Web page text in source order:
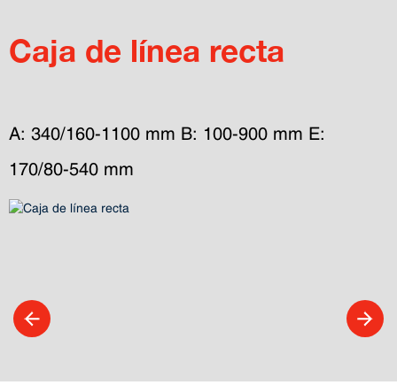
Caja de línea recta
A: 340/160-1100 mm B: 100-900 mm E:
170/80-540 mm